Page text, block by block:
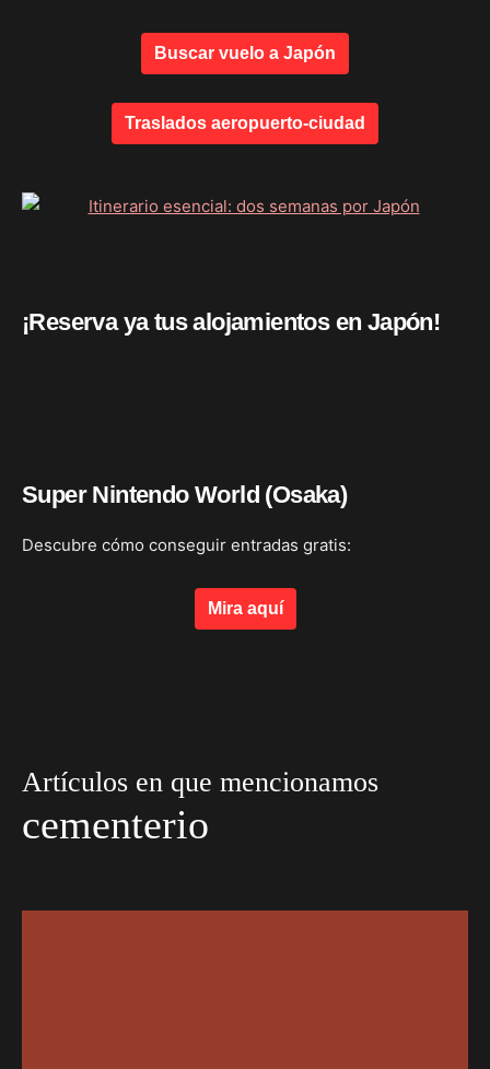
Buscar vuelo a Japón
Traslados aeropuerto-ciudad
¡Reserva ya tus alojamientos en Japón!
Super Nintendo World (Osaka)
Descubre cómo conseguir entradas gratis:
Mira aquí
Artículos en que mencionamos
cementerio